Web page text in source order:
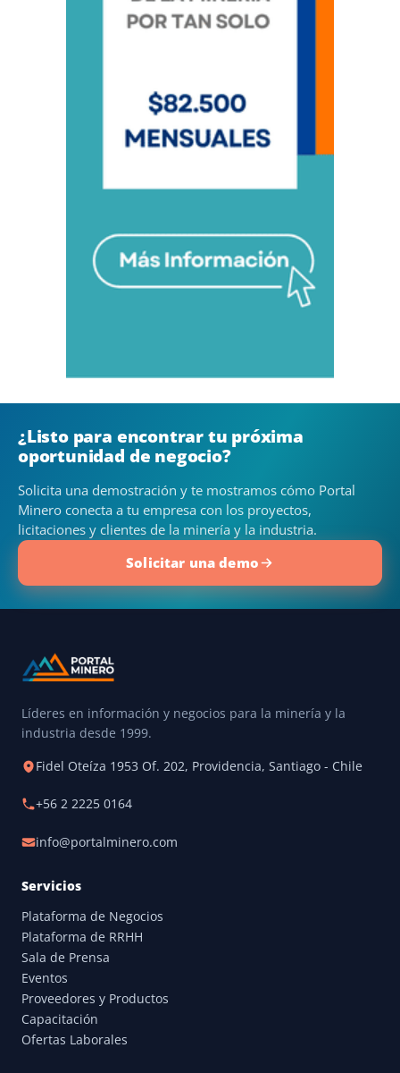
¿Listo para encontrar tu próxima
oportunidad de negocio?
Solicita una demostración y te mostramos cómo Portal
Minero conecta a tu empresa con los proyectos,
licitaciones y clientes de la minería y la industria.
Solicitar una demo
Líderes en información y negocios para la minería y la
industria desde 1999.
Fidel Oteíza 1953 Of. 202, Providencia, Santiago - Chile
+56 2 2225 0164
info@portalminero.com
Servicios
Plataforma de Negocios
Plataforma de RRHH
Sala de Prensa
Eventos
Proveedores y Productos
Capacitación
Ofertas Laborales